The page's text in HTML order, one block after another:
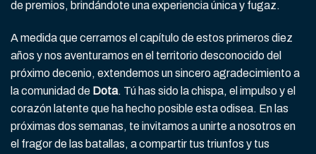
de premios, brindándote una experiencia única y fugaz.
A medida que cerramos el capítulo de estos primeros diez
años y nos aventuramos en el territorio desconocido del
próximo decenio, extendemos un sincero agradecimiento a
la comunidad de Dota. Tú has sido la chispa, el impulso y el
corazón latente que ha hecho posible esta odisea. En las
próximas dos semanas, te invitamos a unirte a nosotros en
el fragor de las batallas, a compartir tus triunfos y tus